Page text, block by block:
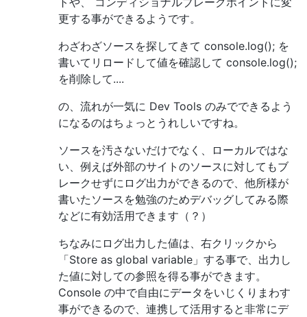
更する事ができるようです。
わざわざソースを探してきて console.log(); を
書いてリロードして値を確認して console.log();
を削除して....
の、流れが一気に Dev Tools のみでできるよう
になるのはちょっとうれしいですね。
ソースを汚さないだけでなく、ローカルではな
い、例えば外部のサイトのソースに対してもブ
レークせずにログ出力ができるので、他所様が
書いたソースを勉強のためデバッグしてみる際
などに有効活用できます（？）
ちなみにログ出力した値は、右クリックから
「Store as global variable」する事で、出力し
た値に対しての参照を得る事ができます。
Console の中で自由にデータをいじくりまわす
事ができるので、連携して活用すると非常にデ